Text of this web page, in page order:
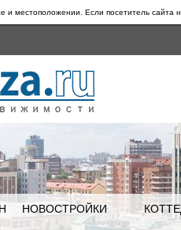
и местоположении. Если посетитель сайта
НОВОСТРОЙКИ